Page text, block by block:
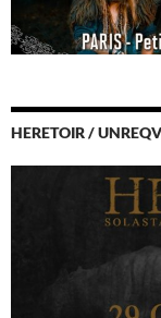
HERETOIR /